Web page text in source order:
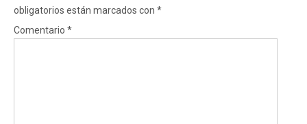
obligatorios están marcados con *
Comentario *